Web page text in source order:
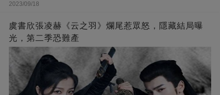
2023/09/18
虞書欣張凌赫《云之羽》爛尾惹眾怒，隱藏結局曝
光，第二季恐難產